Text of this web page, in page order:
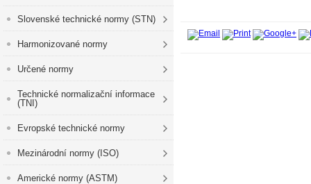
Slovenské technické normy (STN)
Harmonizované normy
Určené normy
Technické normalizační informace
(TNI)
Evropské technické normy
Mezinárodní normy (ISO)
Americké normy (ASTM)